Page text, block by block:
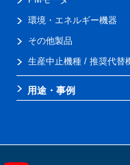
環境・エネルギー機器
その他製品
生産中止機種 / 推奨代替
用途・事例